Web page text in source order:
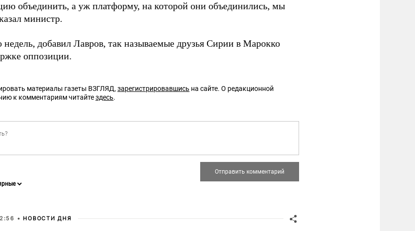
объединить, а уж платформу, на которой они объединились, мы
министр.
недель, добавил Лавров, так называемые друзья Сирии в Марокко
оппозиции.
материалы газеты ВЗГЛЯД, зарегистрировавшись на сайте. О редакционной
к комментариям читайтездесь.
• НОВОСТИ ДНЯ